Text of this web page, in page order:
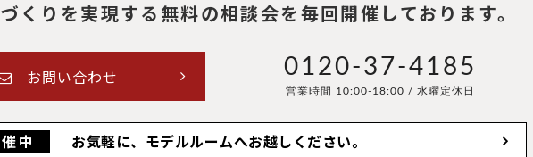
くりを実現する無料の相談会を毎回開催しております。
お問い合わせ 0120-37-4185
営業時間 10:00-18:00 / 水曜定休日
お気軽に、モデルルームへお越しください。